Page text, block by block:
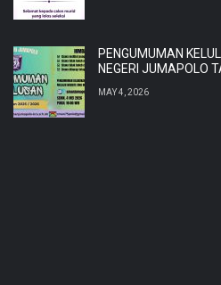
PENGUMUMAN
NEGERI JUMAPOLO
MAY 4, 2026